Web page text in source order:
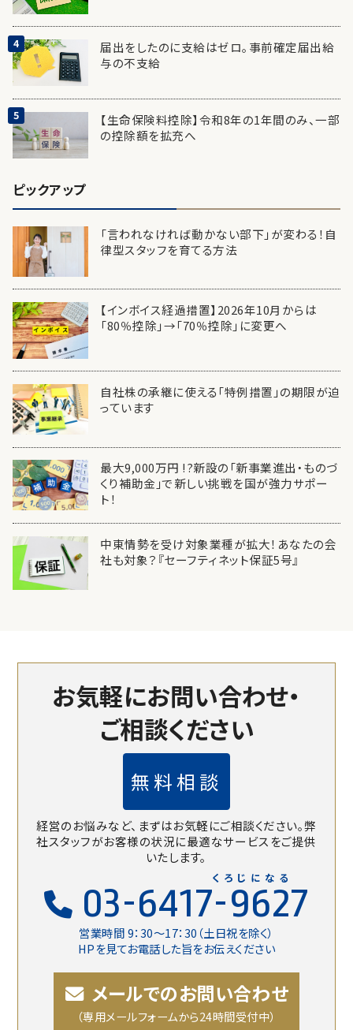
届出をしたのに支給はゼロ。事前確定届出給
与の不支給
【生命保険料控除】令和8年の1年間のみ、一部
の控除額を拡充へ
ピックアップ
「言われなければ動かない部下」が変わる！自
律型スタッフを育てる方法
【インボイス経過措置】2026年10月からは
「80％控除」→「70％控除」に変更へ
自社株の承継に使える「特例措置」の期限が迫
っています
最大9,000万円 !?新設の「新事業進出・ものづ
くり補助金」で新しい挑戦を国が強力サポー
ト！
中東情勢を受け対象業種が拡大！あなたの会
社も対象？『セーフティネット保証5号』
お気軽にお問い合わせ・
ご相談ください
無料相談
経営のお悩みなど、まずはお気軽にご相談ください。弊
社スタッフがお客様の状況に最適なサービスをご提供
いたします。
03-6417-9627
営業時間 9：30〜17：30（土日祝を除く）
HPを見てお電話した旨をお伝えください
くろじになる
メールでのお問い合わせ
（専用メールフォームから24時間受付中）